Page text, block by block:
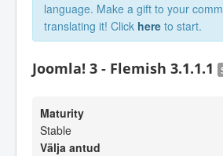
language. Make a gift to your
translating it! Click here to start.
Joomla! 3 - Flemish 3.1.1.1
Maturity
Stable
Välja antud